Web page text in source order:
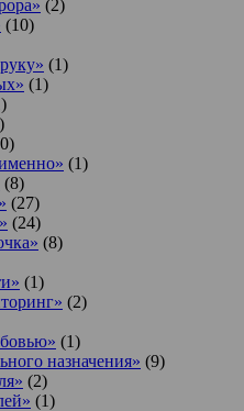
(2)
(10)
(1)
(1)
(1)
(8)
(27)
(24)
(8)
(1)
(2)
(1)
назначения» (9)
(2)
(1)